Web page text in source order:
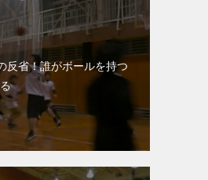
反省！誰がボールを持つ